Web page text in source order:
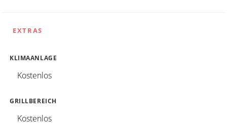
EXTRAS
KLIMAANLAGE
Kostenlos
GRILLBEREICH
Kostenlos